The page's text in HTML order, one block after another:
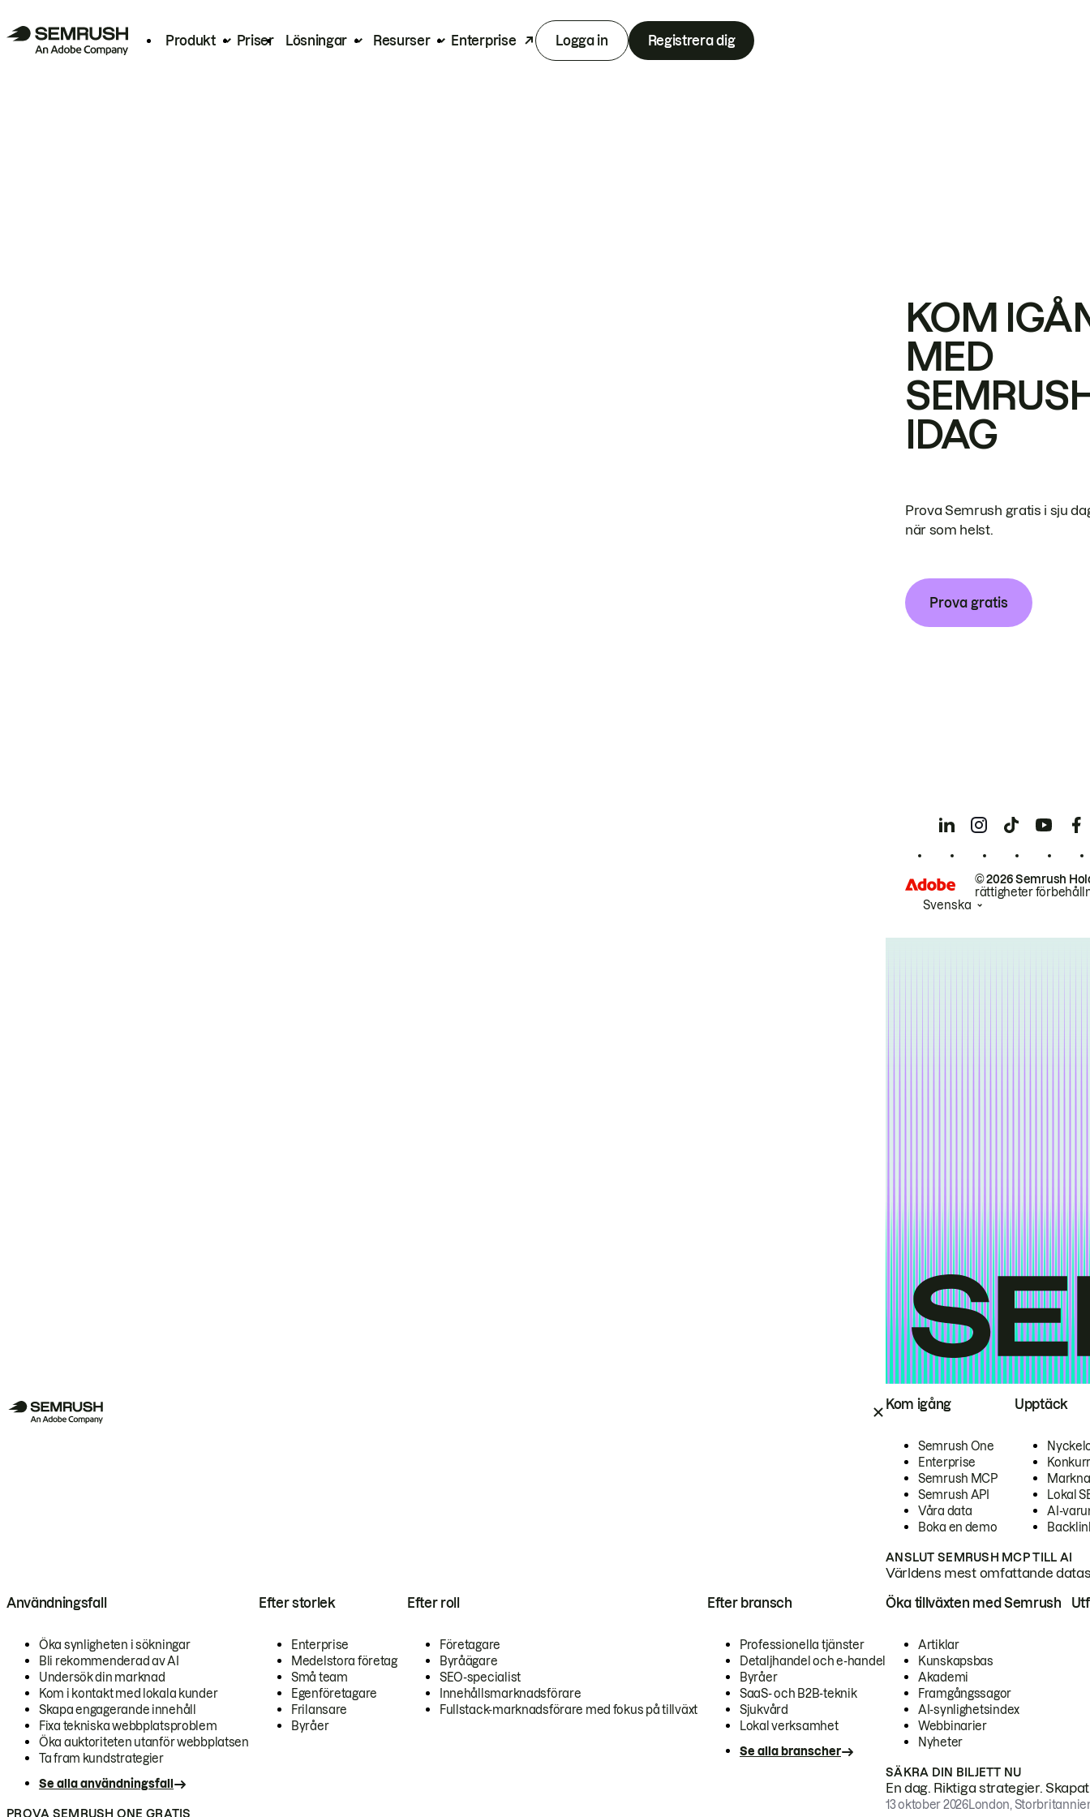
Produkt Priser Lösningar Resurser Enterprise Logga in Registrera dig
Kom igång
Semrush One
Enterprise
Semrush MCP
Semrush API
Våra data
Boka en demo
Upptäck
Lokal
AI-
ANSLUT SEMRUSH MCP TILL AI
Världens mest omfattande
Användningsfall
Öka synligheten i sökningar
Bli rekommenderad av AI
Undersök din marknad
Kom i kontakt med lokala kunder
Skapa engagerande innehåll
Fixa tekniska webbplatsproblem
Öka auktoriteten utanför webbplatsen
Ta fram kundstrategier
Se alla användningsfall
Efter storlek
Enterprise
Medelstora företag
Små team
Egenföretagare
Frilansare
Byråer
Efter roll
Företagare
Byråägare
SEO-specialist
Innehållsmarknadsförare
Fullstack-marknadsförare med fokus på tillväxt
Efter bransch
Professionella tjänster
Detaljhandel och e-handel
Byråer
SaaS- och B2B-teknik
Sjukvård
Lokal verksamhet
Se alla branscher
PROVA SEMRUSH ONE GRATIS
Öka tillväxten med Semrush
Artiklar
Kunskapsbas
Akademi
Framgångssagor
AI-synlighetsindex
Webbinarier
Nyheter
SÄKRA DIN BILJETT NU
En dag. Riktiga strategier.
13 oktober 2026London,
KOM
MED
IDAG
Prova Semrush gratis i sju
när som helst.
Prova gratis
© 2026 Semrush
rättigheter
Svenska